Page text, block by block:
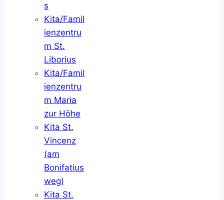
s
Kita/Famil
ienzentru
m St.
Liborius
Kita/Famil
ienzentru
m Maria
zur Höhe
Kita St.
Vincenz
(am
Bonifatius
weg)
Kita St.